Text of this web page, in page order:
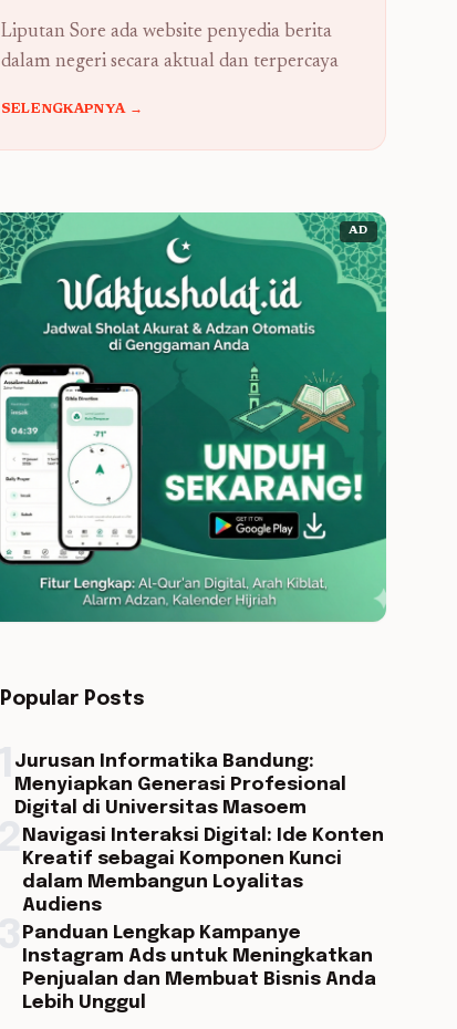
Liputan Sore ada website penyedia berita
dalam negeri secara aktual dan terpercaya
SELENGKAPNYA →
AD
Popular Posts
Jurusan Informatika Bandung:
Menyiapkan Generasi Profesional
Digital di Universitas Masoem
Navigasi Interaksi Digital: Ide Konten
Kreatif sebagai Komponen Kunci
dalam Membangun Loyalitas
Audiens
Panduan Lengkap Kampanye
Instagram Ads untuk Meningkatkan
Penjualan dan Membuat Bisnis Anda
Lebih Unggul